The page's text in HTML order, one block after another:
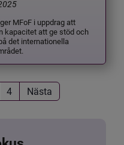
MFoF i uppdrag att
kapacitet att ge stöd och
det internationella
4 Nästa